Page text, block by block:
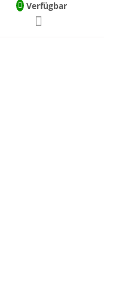
Verfügbar